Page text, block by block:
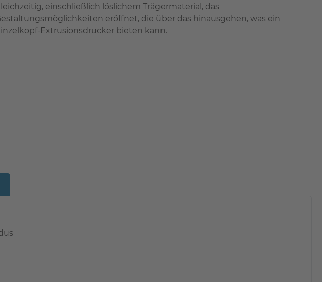
einschließlich löslichem Trägermaterial, das
eröffnet, die über das hinausgehen, was ein
Extrusionsdrucker bieten kann.